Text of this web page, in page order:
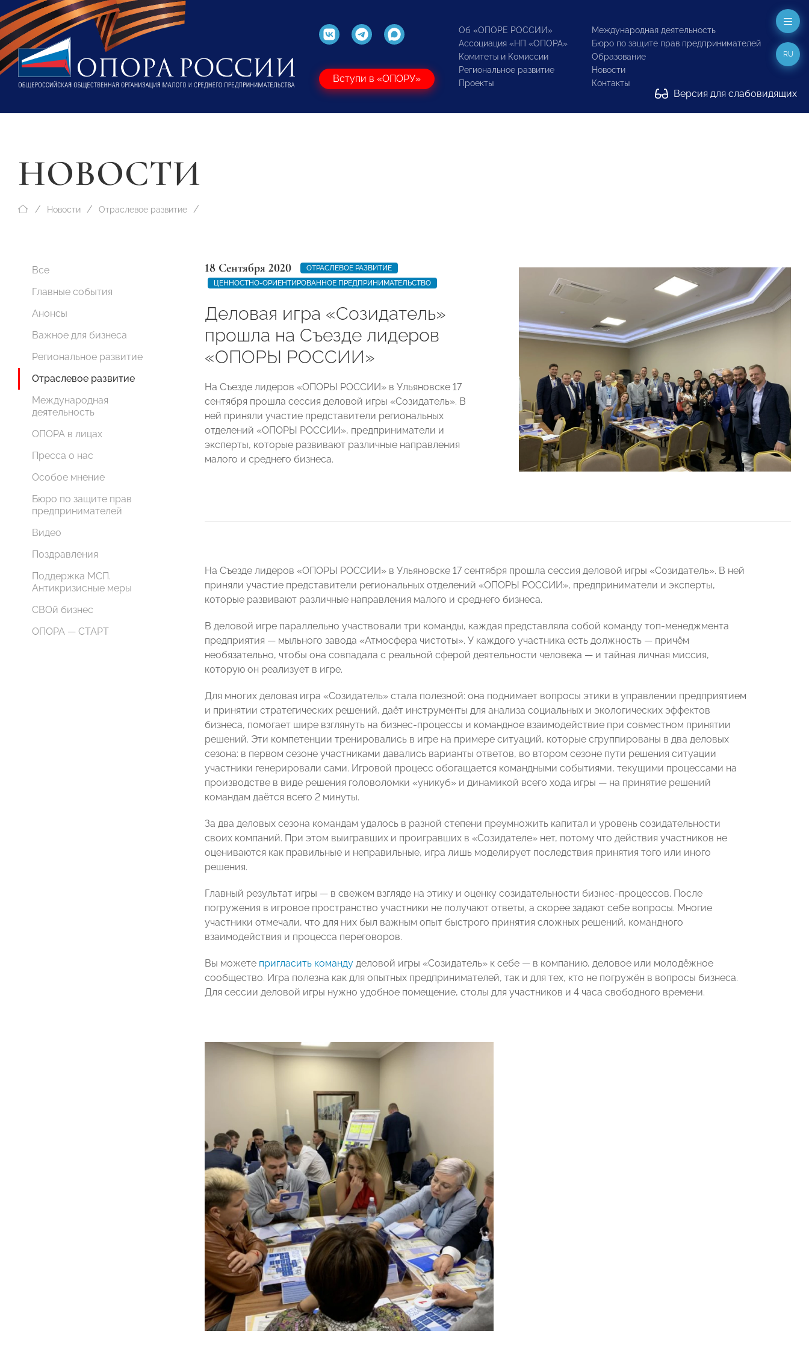
Вступи в «ОПОРУ»
Об «ОПОРЕ РОССИИ»
Ассоциация «НП «ОПОРА»
Комитеты и Комиссии
Региональное развитие
Проекты
Международная деятельность
Бюро по защите прав предпринимателей
Образование
Новости
Контакты
Версия для слабовидящих
RU
НОВОСТИ
Новости Отраслевое развитие
Все
Главные события
Анонсы
Важное для бизнеса
Региональное развитие
Отраслевое развитие
Международная
деятельность
ОПОРА в лицах
Пресса о нас
Особое мнение
Бюро по защите прав
предпринимателей
Видео
Поздравления
Поддержка МСП.
Антикризисные меры
СВОй бизнес
ОПОРА — СТАРТ
18 Сентября 2020
ОТРАСЛЕВОЕ РАЗВИТИЕ
ЦЕННОСТНО-ОРИЕНТИРОВАННОЕ ПРЕДПРИНИМАТЕЛЬСТВО
Деловая игра «Созидатель»
прошла на Съезде лидеров
«ОПОРЫ РОССИИ»
На Съезде лидеров «ОПОРЫ РОССИИ» в Ульяновске 17
сентября прошла сессия деловой игры «Созидатель». В
ней приняли участие представители региональных
отделений «ОПОРЫ РОССИИ», предприниматели и
эксперты, которые развивают различные направления
малого и среднего бизнеса.
На Съезде лидеров «ОПОРЫ РОССИИ» в Ульяновске 17 сентября прошла сессия деловой игры «Созидатель». В ней
приняли участие представители региональных отделений «ОПОРЫ РОССИИ», предприниматели и эксперты,
которые развивают различные направления малого и среднего бизнеса.
В деловой игре параллельно участвовали три команды, каждая представляла собой команду топ-менеджмента
предприятия — мыльного завода «Атмосфера чистоты». У каждого участника есть должность — причём
необязательно, чтобы она совпадала с реальной сферой деятельности человека — и тайная личная миссия,
которую он реализует в игре.
Для многих деловая игра «Созидатель» стала полезной: она поднимает вопросы этики в управлении предприятием
и принятии стратегических решений, даёт инструменты для анализа социальных и экологических эффектов
бизнеса, помогает шире взглянуть на бизнес-процессы и командное взаимодействие при совместном принятии
решений. Эти компетенции тренировались в игре на примере ситуаций, которые сгруппированы в два деловых
сезона: в первом сезоне участниками давались варианты ответов, во втором сезоне пути решения ситуации
участники генерировали сами. Игровой процесс обогащается командными событиями, текущими процессами на
производстве в виде решения головоломки «уникуб» и динамикой всего хода игры — на принятие решений
командам даётся всего 2 минуты.
За два деловых сезона командам удалось в разной степени преумножить капитал и уровень созидательности
своих компаний. При этом выигравших и проигравших в «Созидателе» нет, потому что действия участников не
оцениваются как правильные и неправильные, игра лишь моделирует последствия принятия того или иного
решения.
Главный результат игры — в свежем взгляде на этику и оценку созидательности бизнес-процессов. После
погружения в игровое пространство участники не получают ответы, а скорее задают себе вопросы. Многие
участники отмечали, что для них был важным опыт быстрого принятия сложных решений, командного
взаимодействия и процесса переговоров.
Вы можете пригласить команду деловой игры «Созидатель» к себе — в компанию, деловое или молодёжное
сообщество. Игра полезна как для опытных предпринимателей, так и для тех, кто не погружён в вопросы бизнеса.
Для сессии деловой игры нужно удобное помещение, столы для участников и 4 часа свободного времени.